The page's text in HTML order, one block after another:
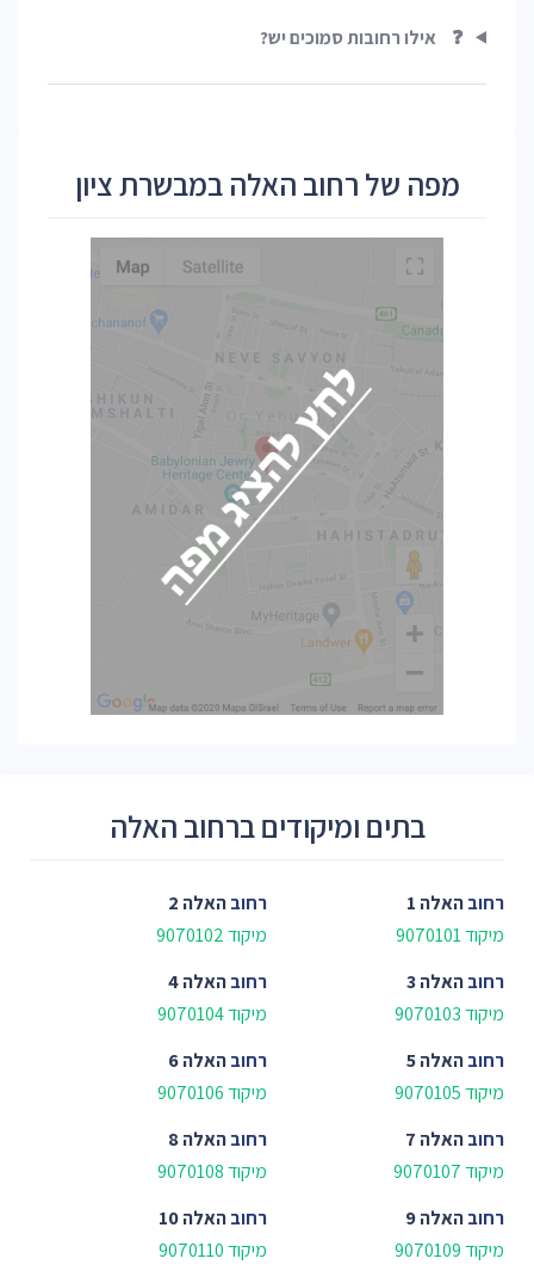
❓ אילו רחובות סמוכים יש?
מפה של רחוב האלה במבשרת ציון
בתים ומיקודים ברחוב האלה
רחובהאלה 1
מיקוד 9070101
רחובהאלה 2
מיקוד 9070102
רחובהאלה 3
מיקוד 9070103
רחובהאלה 4
מיקוד 9070104
רחובהאלה 5
מיקוד 9070105
רחובהאלה 6
מיקוד 9070106
רחובהאלה 7
מיקוד 9070107
רחובהאלה 8
מיקוד 9070108
רחובהאלה 9
מיקוד 9070109
רחובהאלה 10
מיקוד 9070110